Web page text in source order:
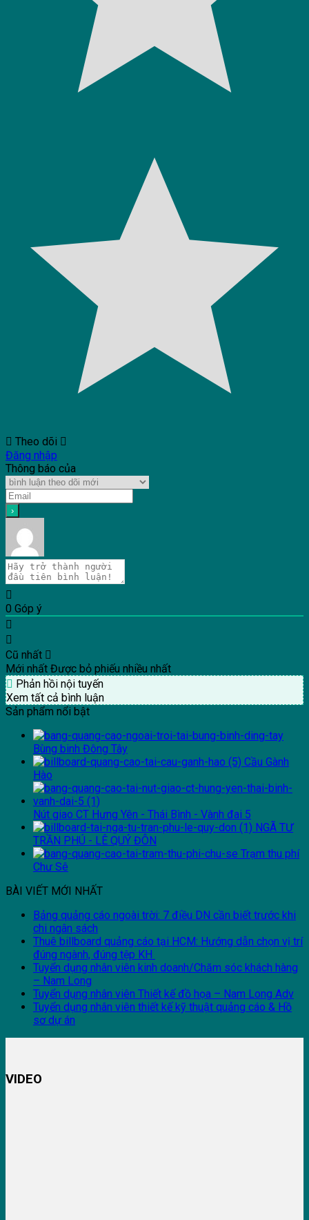
Theo dõi
Đăng nhập
Thông báo của
0 Góp ý
Cũ nhất
Mới nhất Được bỏ phiếu nhiều nhất
Phản hồi nội tuyến
Xem tất cả bình luận
Sản phẩm nổi bật
Bùng binh Đông Tây
Cầu Gành
Hào
Nút giao CT Hưng Yên - Thái Bình - Vành đai 5
NGÃ TƯ
TRẦN PHÚ - LÊ QUÝ ĐÔN
Trạm thu phí
Chư Sê
BÀI VIẾT MỚI NHẤT
Bảng quảng cáo ngoài trời: 7 điều DN cần biết trước khi
chi ngân sách
Thuê billboard quảng cáo tại HCM: Hướng dẫn chọn vị trí
đúng ngành, đúng tệp KH
Tuyển dụng nhân viên kinh doanh/Chăm sóc khách hàng
– Nam Long
Tuyển dụng nhân viên Thiết kế đồ họa – Nam Long Adv
Tuyển dụng nhân viên thiết kế kỹ thuật quảng cáo & Hồ
sơ dự án
VIDEO